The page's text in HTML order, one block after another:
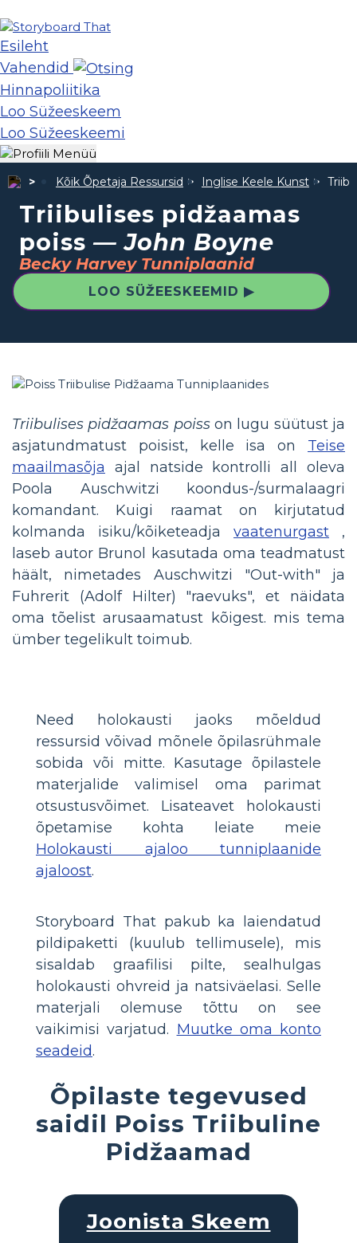
Esileht
Vahendid
Hinnapoliitika
Loo Süžeeskeem
Loo Süžeeskeemi
Kõik Õpetaja Ressursid Inglise Keele Kunst
Triibulises pidžaamas
poiss— John Boyne
Becky Harvey Tunniplaanid
LOO SÜŽEESKEEMID ▶
Triibulises pidžaamas poisson lugu süütust ja
asjatundmatust poisist, kelle isa on Teise
maailmasõja ajal natside kontrolli all oleva
Poola Auschwitzi koondus-/surmalaagri
komandant. Kuigi raamat on kirjutatud
kolmanda isiku/kõiketeadja vaatenurgast ,
laseb autor Brunol kasutada oma teadmatust
häält, nimetades Auschwitzi "Out-with" ja
Fuhrerit (Adolf Hilter) "raevuks", et näidata
oma tõelist arusaamatust kõigest. mis tema
ümber tegelikult toimub.
Need holokausti jaoks mõeldud
ressursid võivad mõnele õpilasrühmale
sobida või mitte. Kasutage õpilastele
materjalide valimisel oma parimat
otsustusvõimet. Lisateavet holokausti
õpetamise kohta leiate meie
Holokausti ajaloo tunniplaanide
ajaloost.
Storyboard That pakub ka laiendatud
pildipaketti (kuulub tellimusele), mis
sisaldab graafilisi pilte, sealhulgas
holokausti ohvreid ja natsiväelasi. Selle
materjali olemuse tõttu on see
vaikimisi varjatud. Muutke oma konto
seadeid.
Õpilaste tegevused
saidil Poiss Triibuline
Pidžaamad
Joonista Skeem